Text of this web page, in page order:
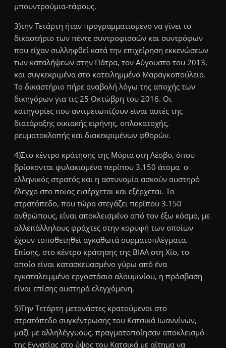
μπουντρούμια-τάφους.
3)την Τετάρτη ήταν προγραμματισμένο να γίνει το
δικαστήριο των πέντε συντροφισσών και συντρόφων
που είχαν συλληφθεί κατά την επιχείρηση εκκενώσεων
των καταλήψεων στην Πάτρα, τον Αύγουστο του 2013,
και συγκεκριμένα στο κατειλημμένο Μαραγκοπούλειο.
Το δικαστήριο πήρε αναβολή λόγω της αποχής των
δικηγόρων για τις 25 Οκτώβρη του 2016. Οι
κατηγορίες που αντιμετωπίζουν είναι αυτές της
διατάραξης οικιακής ειρήνης, οπλοκατοχής,
ρευματοκλοπής και διακεκριμένων φθορών.
4)Στο κέντρο κράτησης της Μόρια στη Λέσβο, όπου
βρίσκονται φυλακισμένα περίπου 3.150 άτομα ο
ελληνικός στρατός και η αστυνομία ασκούν αυστηρό
έλεγχο στο ποιος εισέρχεται και εξέρχεται. Το
στρατόπεδο, που τώρα στεγάζει περίπου 3.150
ανθρώπους, είναι αποκλεισμένο από τον έξω κόσμο, με
αλλεπάλληλους φράχτες στην κορυφή των οποίων
έχουν τοποθετηθεί αγκαθωτά συρματοπλέγματα.
Επίσης, στο κέντρο κράτησης της ΒΙΑΛ στη Χίο, το
οποίο είναι κατασκευασμένο γύρω από ένα
εγκαταλειμμένο εργοστάσιο αλουμινίου, η πρόσβαση
είναι επίσης αυστηρά ελεγχόμενη.
5)Την Τετάρτη μετανάστες κρατούμενοι στο
στρατόπεδο συγκέντρωσης του Κατσικά Ιωαννίνων,
μαζί με αλληλέγγυους, πραγματοποίησαν αποκλεισμό
της Εγνατίας στο ύψος του Κατσικά με αίτημα να